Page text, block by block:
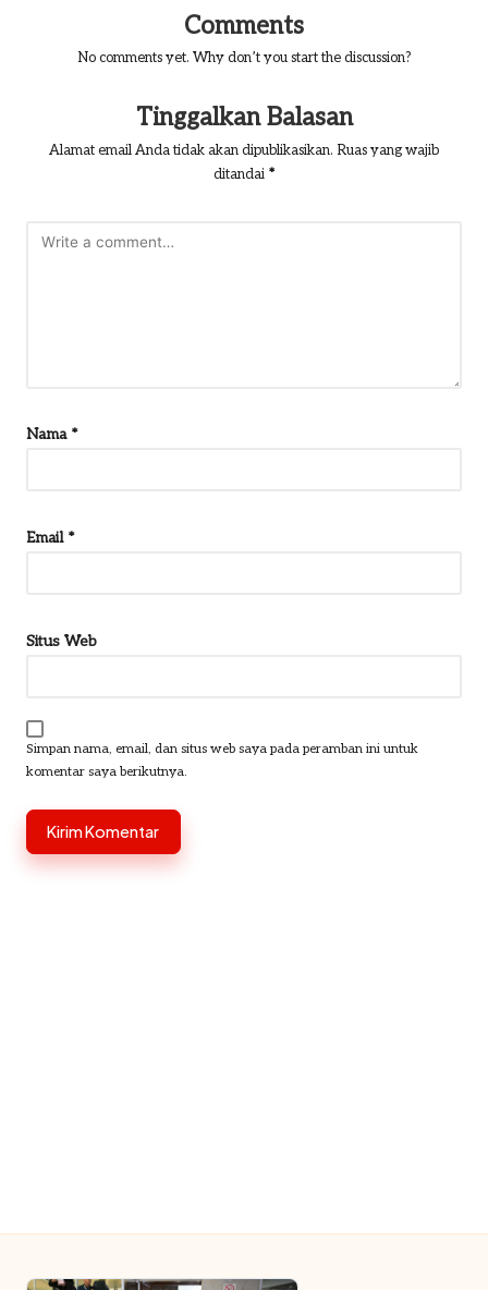
Comments
No comments yet. Why don’t you start the discussion?
Tinggalkan Balasan
Alamat email Anda tidak akan dipublikasikan. Ruas yang wajib
ditandai *
Nama *
Email *
Situs Web
Simpan nama, email, dan situs web saya pada peramban ini untuk
komentar saya berikutnya.